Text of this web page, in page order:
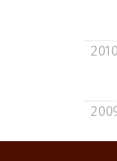
2010